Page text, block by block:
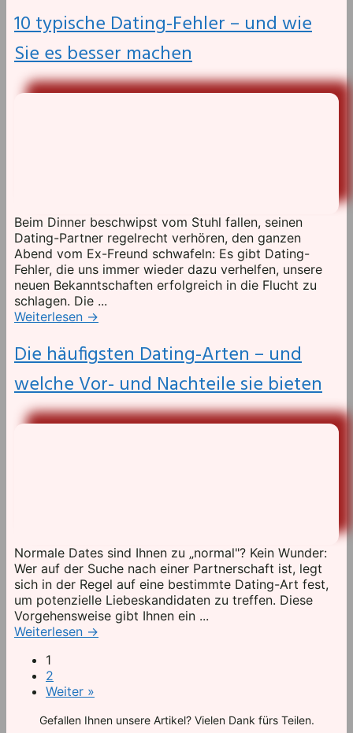
10 typische Dating-Fehler – und wie
Sie es besser machen
Beim Dinner beschwipst vom Stuhl fallen, seinen
Dating-Partner regelrecht verhören, den ganzen
Abend vom Ex-Freund schwafeln: Es gibt Dating-
Fehler, die uns immer wieder dazu verhelfen, unsere
neuen Bekanntschaften erfolgreich in die Flucht zu
schlagen. Die ...
Weiterlesen →
Die häufigsten Dating-Arten – und
welche Vor- und Nachteile sie bieten
Normale Dates sind Ihnen zu „normal"? Kein Wunder:
Wer auf der Suche nach einer Partnerschaft ist, legt
sich in der Regel auf eine bestimmte Dating-Art fest,
um potenzielle Liebeskandidaten zu treffen. Diese
Vorgehensweise gibt Ihnen ein ...
Weiterlesen →
1
2
Weiter »
Gefallen Ihnen unsere Artikel? Vielen Dank fürs Teilen.